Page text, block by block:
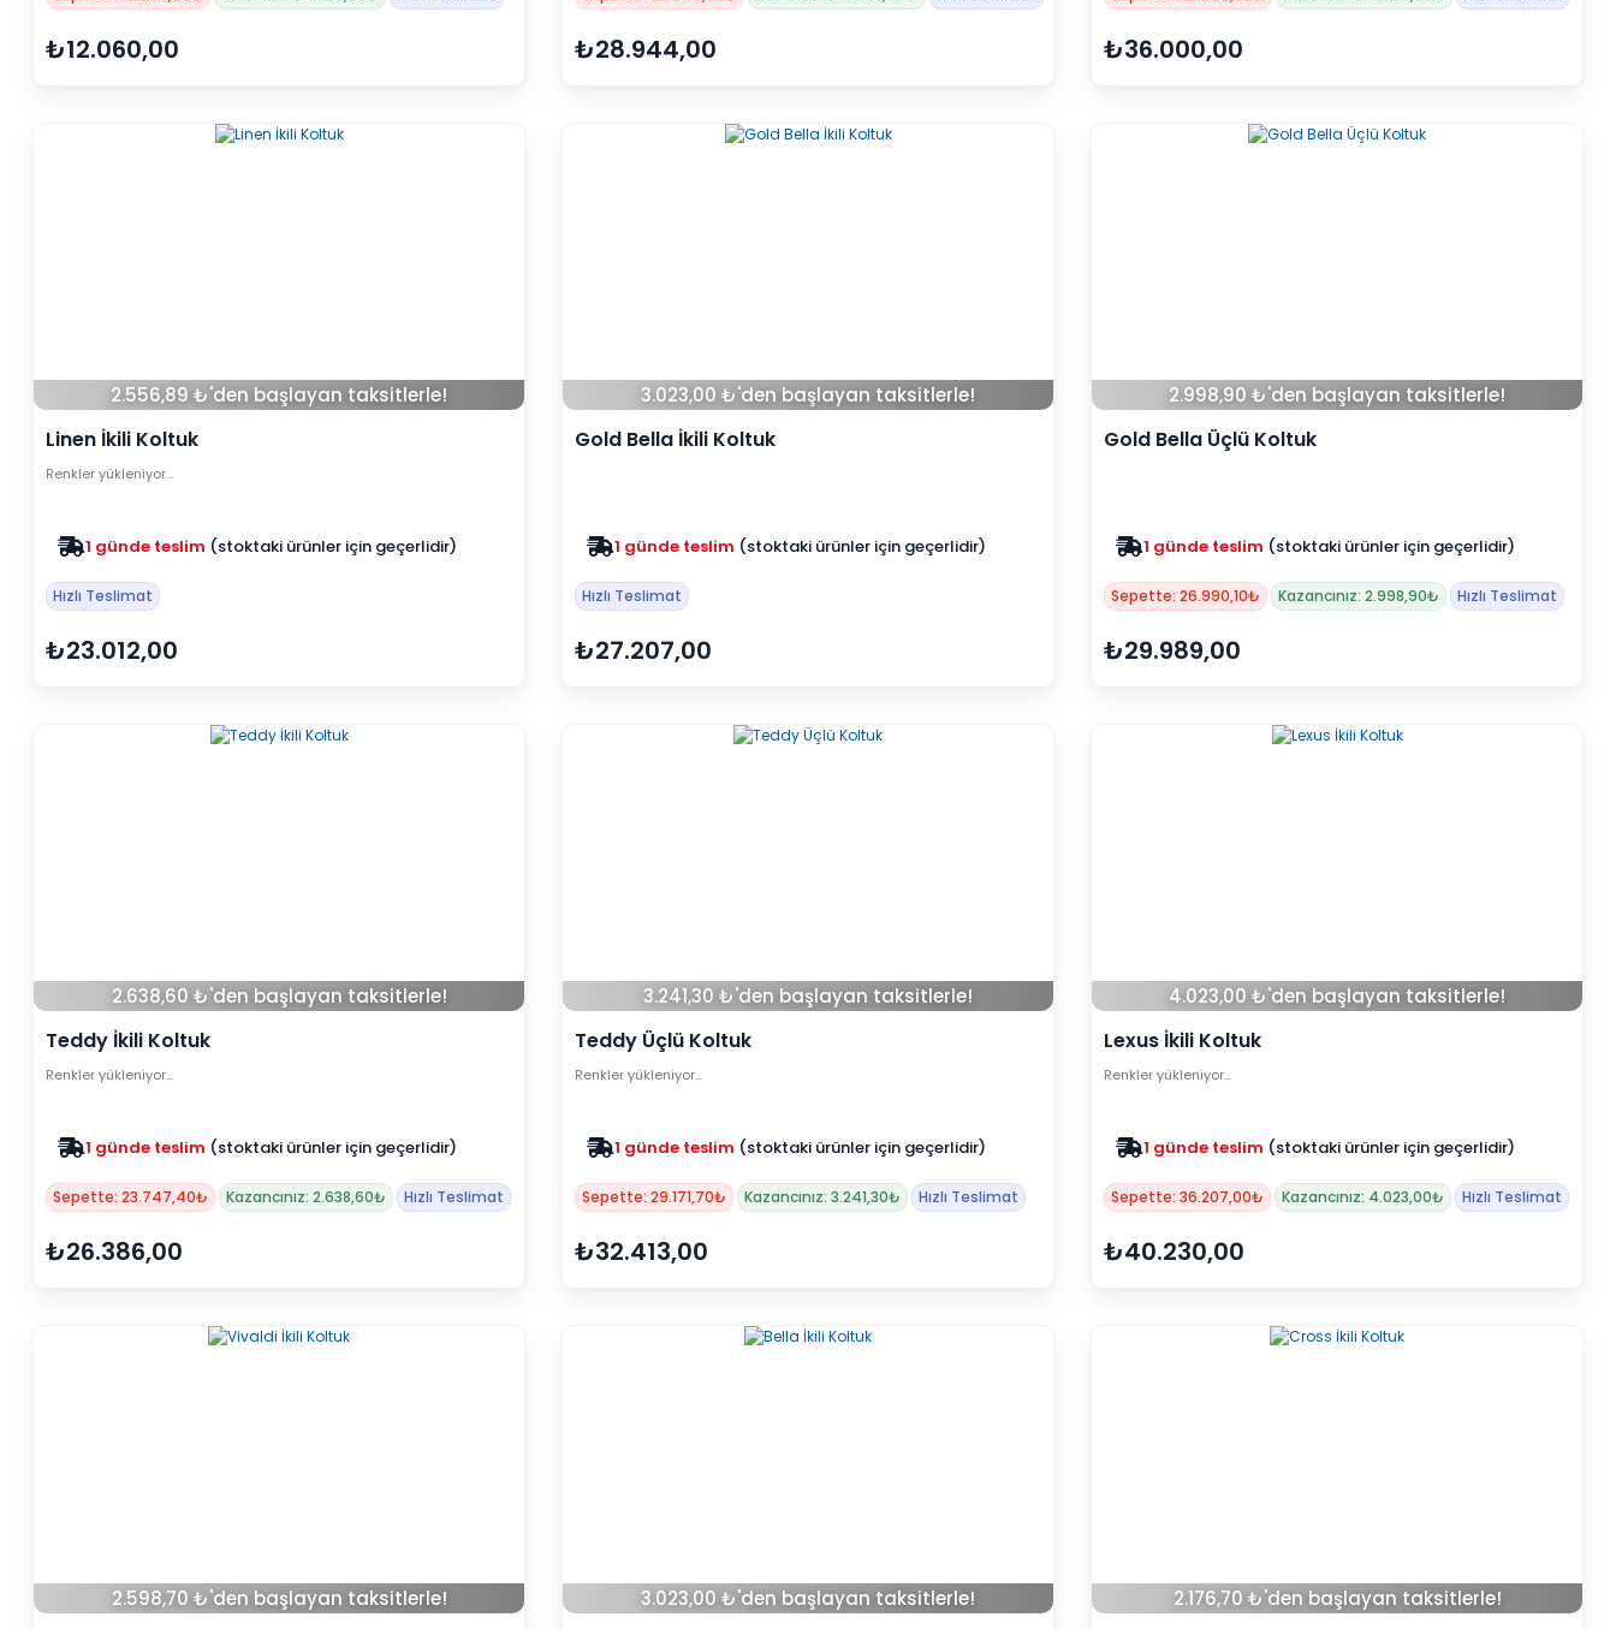
₺12.060,00 ₺28.944,00 ₺36.000,00
2.556,89 ₺'den başlayan taksitlerle!
Linen İkili Koltuk
Renkler yükleniyor…
Zam yok 2025 fiyatları devam ediyor
Hızlı Teslimat
₺23.012,00
3.023,00 ₺'den başlayan taksitlerle!
Gold Bella İkili Koltuk
Zam yok 2025 fiyatları devam ediyor
Hızlı Teslimat
₺27.207,00
2.998,90 ₺'den başlayan taksitlerle!
Gold Bella Üçlü Koltuk
Zam yok 2025 fiyatları devam ediyor
Sepette: 26.990,10₺ Kazancınız: 2.998,90₺ Hızlı Teslimat
₺29.989,00
2.638,60 ₺'den başlayan taksitlerle!
Teddy İkili Koltuk
Renkler yükleniyor…
Zam yok 2025 fiyatları devam ediyor
Sepette: 23.747,40₺ Kazancınız: 2.638,60₺ Hızlı Teslimat
₺26.386,00
3.241,30 ₺'den başlayan taksitlerle!
Teddy Üçlü Koltuk
Renkler yükleniyor…
Zam yok 2025 fiyatları devam ediyor
Sepette: 29.171,70₺ Kazancınız: 3.241,30₺ Hızlı Teslimat
₺32.413,00
4.023,00 ₺'den başlayan taksitlerle!
Lexus İkili Koltuk
Renkler yükleniyor…
Zam yok 2025 fiyatları devam ediyor
Sepette: 36.207,00₺ Kazancınız: 4.023,00₺ Hızlı Teslimat
₺40.230,00
2.598,70 ₺'den başlayan taksitlerle! 3.023,00 ₺'den başlayan taksitlerle! 2.176,70 ₺'den başlayan taksitlerle!